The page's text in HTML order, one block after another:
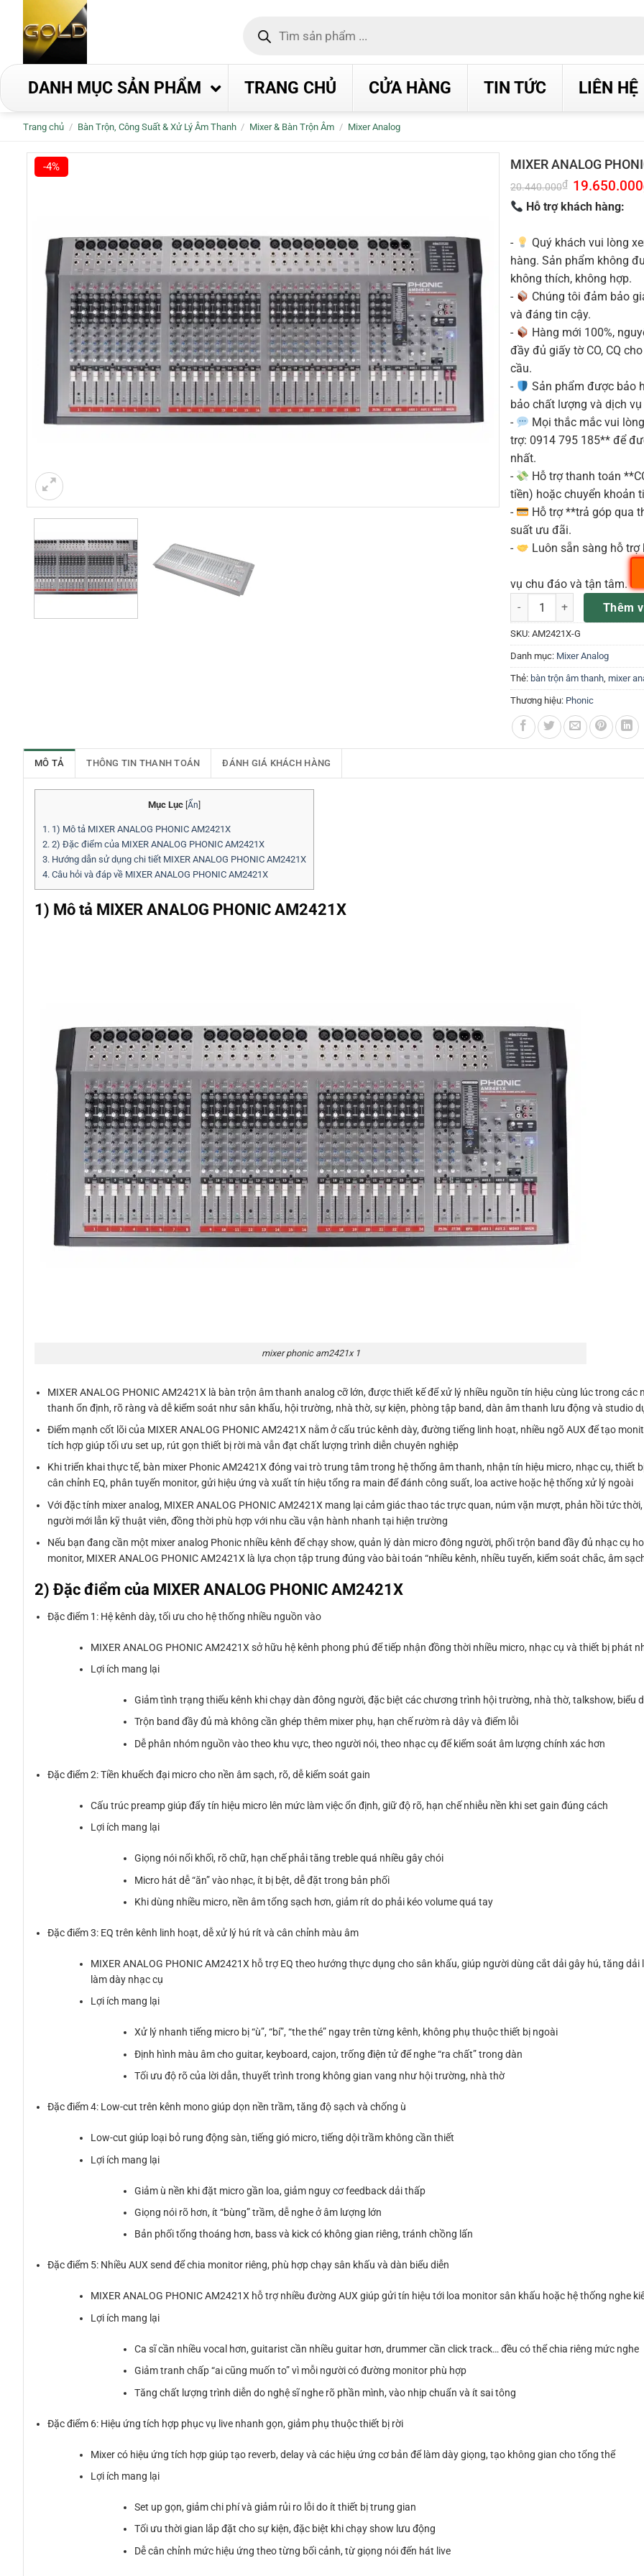
dung
kiếm
DANH MỤC SẢN PHẨM TRANG CHỦ CỬA HÀNG TIN TỨC LIÊN HỆ
Trang chủ / Bàn Trộn, Công Suất & Xử Lý Âm Thanh / Mixer & Bàn Trộn Âm / Mixer Analog
-4% MIXER ANALOG
20.440.000₫ Giá
gốc
là:
20.440.000₫.
19.650.000
Hỗ trợ khách hàng:
-
Quý khách vui lòng
hàng. Sản phẩm không
không thích, không hợp.
-
Chúng tôi đảm bảo
và đáng tin cậy.
-
Hàng mới 100%,
đầy đủ giấy tờ CO, CQ
cầu.
-
Sản phẩm được bảo
bảo chất lượng và dịch
-
Mọi thắc mắc vui
trợ: 0914 795 185** để
nhất.
-
Hỗ trợ thanh toán
tiền) hoặc chuyển khoản
-
Hỗ trợ **trả góp qua
suất ưu đãi.
-
Luôn sẵn sàng hỗ
vụ chu đáo và tận tâm.
MIXER ANALOG PHONIC
Thêm
SKU: AM2421X-G
Danh mục: Mixer Analog
Thẻ: bàn trộn âm thanh, mixer
Thương hiệu: Phonic
MÔ TẢ THÔNG TIN THANH TOÁN ĐÁNH GIÁ KHÁCH HÀNG
Mục Lục Ẩn
1. 1) Mô tả MIXER ANALOG PHONIC AM2421X
2. 2) Đặc điểm của MIXER ANALOG PHONIC AM2421X
3. Hướng dẫn sử dụng chi tiết MIXER ANALOG PHONIC AM2421X
4. Câu hỏi và đáp về MIXER ANALOG PHONIC AM2421X
1) Mô tả MIXER ANALOG PHONIC AM2421X
mixer phonic am2421x 1
MIXER ANALOG PHONIC AM2421X là bàn trộn âm thanh analog cỡ lớn, được thiết kế để xử lý nhiều nguồn tín hiệu cùng lúc trong các
thanh ổn định, rõ ràng và dễ kiểm soát như sân khấu, hội trường, nhà thờ, sự kiện, phòng tập band, dàn âm thanh lưu động và studio
Điểm mạnh cốt lõi của MIXER ANALOG PHONIC AM2421X nằm ở cấu trúc kênh dày, đường tiếng linh hoạt, nhiều ngõ AUX để tạo
tích hợp giúp tối ưu set up, rút gọn thiết bị rời mà vẫn đạt chất lượng trình diễn chuyên nghiệp
Khi triển khai thực tế, bàn mixer Phonic AM2421X đóng vai trò trung tâm trong hệ thống âm thanh, nhận tín hiệu micro, nhạc cụ, thiết
cân chỉnh EQ, phân tuyến monitor, gửi hiệu ứng và xuất tín hiệu tổng ra main để đánh công suất, loa active hoặc hệ thống xử lý ngoài
Với đặc tính mixer analog, MIXER ANALOG PHONIC AM2421X mang lại cảm giác thao tác trực quan, núm vặn mượt, phản hồi tức
người mới lẫn kỹ thuật viên, đồng thời phù hợp với nhu cầu vận hành nhanh tại hiện trường
Nếu bạn đang cần một mixer analog Phonic nhiều kênh để chạy show, quản lý dàn micro đông người, phối trộn band đầy đủ nhạc cụ
monitor, MIXER ANALOG PHONIC AM2421X là lựa chọn tập trung đúng vào bài toán “nhiều kênh, nhiều tuyến, kiểm soát chắc, âm
2) Đặc điểm của MIXER ANALOG PHONIC AM2421X
Đặc điểm 1: Hệ kênh dày, tối ưu cho hệ thống nhiều nguồn vào
MIXER ANALOG PHONIC AM2421X sở hữu hệ kênh phong phú để tiếp nhận đồng thời nhiều micro, nhạc cụ và thiết bị phát
Lợi ích mang lại
Giảm tình trạng thiếu kênh khi chạy dàn đông người, đặc biệt các chương trình hội trường, nhà thờ, talkshow, biểu
Trộn band đầy đủ mà không cần ghép thêm mixer phụ, hạn chế rườm rà dây và điểm lỗi
Dễ phân nhóm nguồn vào theo khu vực, theo người nói, theo nhạc cụ để kiểm soát âm lượng chính xác hơn
Đặc điểm 2: Tiền khuếch đại micro cho nền âm sạch, rõ, dễ kiểm soát gain
Cấu trúc preamp giúp đẩy tín hiệu micro lên mức làm việc ổn định, giữ độ rõ, hạn chế nhiễu nền khi set gain đúng cách
Lợi ích mang lại
Giọng nói nổi khối, rõ chữ, hạn chế phải tăng treble quá nhiều gây chói
Micro hát dễ “ăn” vào nhạc, ít bị bệt, dễ đặt trong bản phối
Khi dùng nhiều micro, nền âm tổng sạch hơn, giảm rít do phải kéo volume quá tay
Đặc điểm 3: EQ trên kênh linh hoạt, dễ xử lý hú rít và cân chỉnh màu âm
MIXER ANALOG PHONIC AM2421X hỗ trợ EQ theo hướng thực dụng cho sân khấu, giúp người dùng cắt dải gây hú, tăng
làm dày nhạc cụ
Lợi ích mang lại
Xử lý nhanh tiếng micro bị “ù”, “bí”, “the thé” ngay trên từng kênh, không phụ thuộc thiết bị ngoài
Định hình màu âm cho guitar, keyboard, cajon, trống điện tử để nghe “ra chất” trong dàn
Tối ưu độ rõ của lời dẫn, thuyết trình trong không gian vang như hội trường, nhà thờ
Đặc điểm 4: Low-cut trên kênh mono giúp dọn nền trầm, tăng độ sạch và chống ù
Low-cut giúp loại bỏ rung động sàn, tiếng gió micro, tiếng dội trầm không cần thiết
Lợi ích mang lại
Giảm ù nền khi đặt micro gần loa, giảm nguy cơ feedback dải thấp
Giọng nói rõ hơn, ít “bùng” trầm, dễ nghe ở âm lượng lớn
Bản phối tổng thoáng hơn, bass và kick có không gian riêng, tránh chồng lấn
Đặc điểm 5: Nhiều AUX send để chia monitor riêng, phù hợp chạy sân khấu và dàn biểu diễn
MIXER ANALOG PHONIC AM2421X hỗ trợ nhiều đường AUX giúp gửi tín hiệu tới loa monitor sân khấu hoặc hệ thống nghe
Lợi ích mang lại
Ca sĩ cần nhiều vocal hơn, guitarist cần nhiều guitar hơn, drummer cần click track… đều có thể chia riêng mức nghe
Giảm tranh chấp “ai cũng muốn to” vì mỗi người có đường monitor phù hợp
Tăng chất lượng trình diễn do nghệ sĩ nghe rõ phần mình, vào nhịp chuẩn và ít sai tông
Đặc điểm 6: Hiệu ứng tích hợp phục vụ live nhanh gọn, giảm phụ thuộc thiết bị rời
Mixer có hiệu ứng tích hợp giúp tạo reverb, delay và các hiệu ứng cơ bản để làm dày giọng, tạo không gian cho tổng thể
Lợi ích mang lại
Set up gọn, giảm chi phí và giảm rủi ro lỗi do ít thiết bị trung gian
Tối ưu thời gian lắp đặt cho sự kiện, đặc biệt khi chạy show lưu động
Dễ cân chỉnh mức hiệu ứng theo từng bối cảnh, từ giọng nói đến hát live